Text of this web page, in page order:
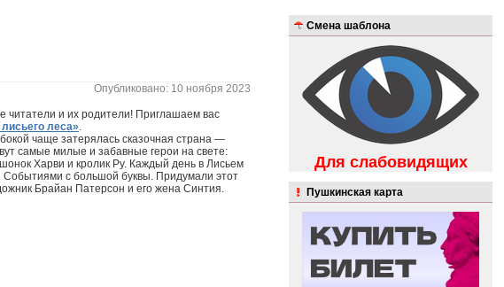
Опубликовано: 10 ноября 2023
читатели и их родители! Приглашаем вас
леса».
чаще затерялась сказочная страна —
самые милые и забавные герои на свете:
Харви и кролик Ру. Каждый день в Лисьем
Событиями с большой буквы. Придумали этот
Брайан Патерсон и его жена Синтия.
Смена шаблона
Для слабовидящих
Пушкинская карта